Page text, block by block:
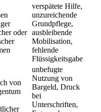
oder
verspätete Hilfe,
unzureichende
Grundpflege,
ausbleibende
Mobilisation,
fehlende
Flüssigkeitsgabe
von
unbefugte
Nutzung von
Bargeld, Druck
bei
Unterschriften,